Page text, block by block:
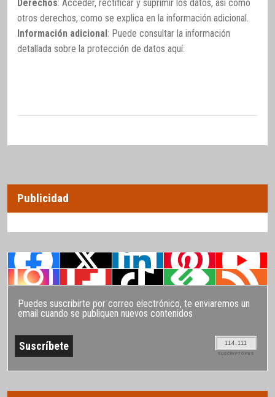
Derechos: Acceder, rectificar y suprimir los datos, así como
otros derechos, como se explica en la información adicional.
Información adicional : Puede consultar la información
detallada sobre la protección de datos aquí.
Publicidad
Puedes suscribirte por correo electrónico, te enviaremos un
email cuando se publiquen nuevos contenidos
114.111
SUSCRIPTORES